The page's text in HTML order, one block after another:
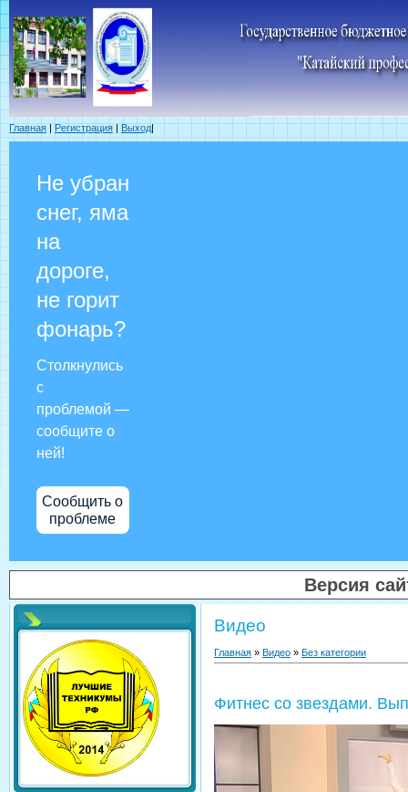
Главная | Регистрация | Выход|
Не убран
снег, яма
на
дороге,
не горит
фонарь?
Столкнулись
с
проблемой —
сообщите о
ней!
Сообщить о
проблеме
Версия
Видео
Главная » Видео » Без категории
Фитнес со звездами.